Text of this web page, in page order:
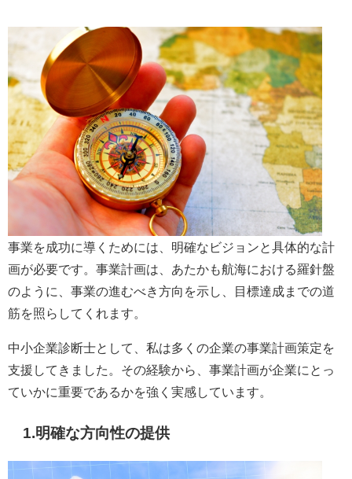
事業を成功に導くためには、明確なビジョンと具体的な計
画が必要です。事業計画は、あたかも航海における羅針盤
のように、事業の進むべき方向を示し、目標達成までの道
筋を照らしてくれます。
中小企業診断士として、私は多くの企業の事業計画策定を
支援してきました。その経験から、事業計画が企業にとっ
ていかに重要であるかを強く実感しています。
1.明確な方向性の提供